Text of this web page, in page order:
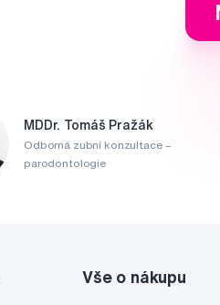
MDDr. Tomáš Pražák
Odborná zubní konzultace –
parodontologie
Vše o nákupu